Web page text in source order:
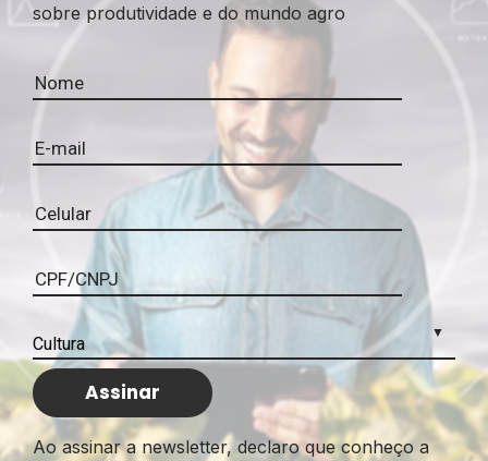
sobre produtividade e do mundo agro
Ao assinar a newsletter, declaro que conheço a